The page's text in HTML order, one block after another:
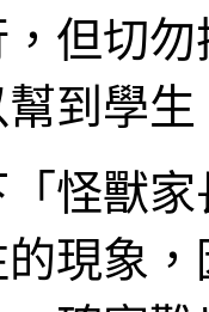
但切
到學生
怪獸
現象